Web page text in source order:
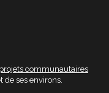
communautaires
de ses environs.